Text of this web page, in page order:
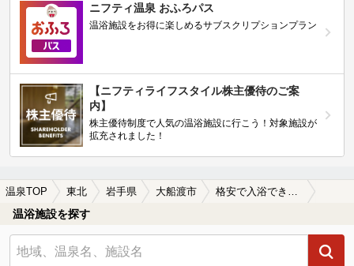
ニフティ温泉 おふろパス
温浴施設をお得に楽しめるサブスクリプションプラン
【ニフティライフスタイル株主優待のご案
内】
株主優待制度で人気の温浴施設に行こう！対象施設が
拡充されました！
温泉TOP 東北 岩手県 大船渡市
温浴施設を探す